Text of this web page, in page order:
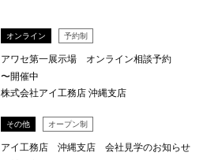
オンライン 予約制
アワセ第一展示場 オンライン相談予約
〜開催中
株式会社アイ工務店 沖縄支店
その他 オープン制
アイ工務店 沖縄支店 会社見学のお知らせ